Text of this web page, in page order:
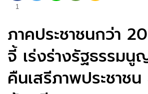
1
ภาคประชาชนกว่า
จี้ เร่งร่างรัฐธรรม
คืนเสรีภาพประชาชน